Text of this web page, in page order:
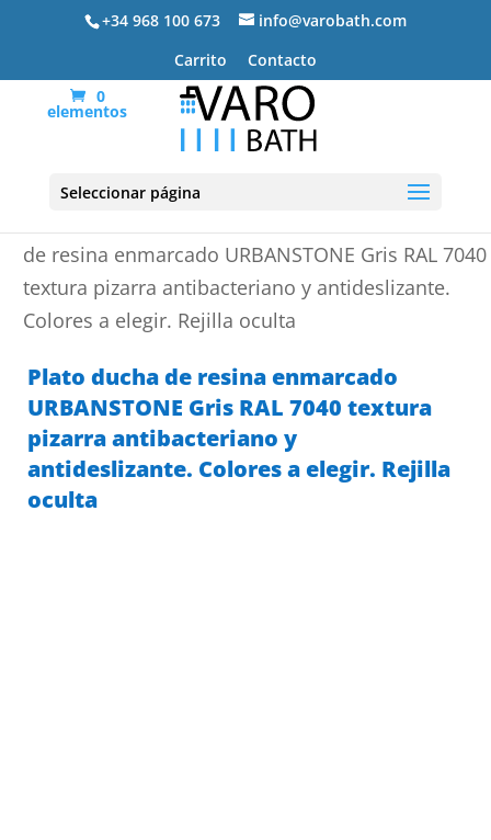
+34 968 100 673
info@varobath.com
Carrito
Contacto
0
elementos
Seleccionar página
de resina enmarcado URBANSTONE Gris RAL 7040
textura pizarra antibacteriano y antideslizante.
Colores a elegir. Rejilla oculta
Plato ducha de resina enmarcado
URBANSTONE Gris RAL 7040 textura
pizarra antibacteriano y
antideslizante. Colores a elegir. Rejilla
oculta